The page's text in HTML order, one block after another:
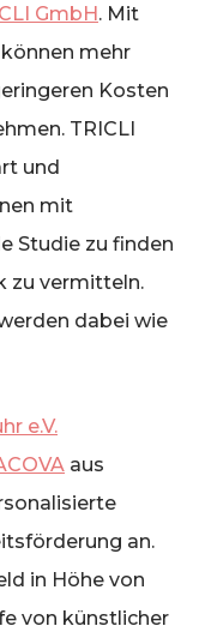
GmbH. Mit
mehr
Kosten
TRICLI
und
mit
Studie zu finden
zu vermitteln.
dabei wie
e.V.
aus
an.
in Höhe von
von künstlicher